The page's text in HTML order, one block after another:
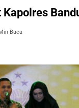
Baca